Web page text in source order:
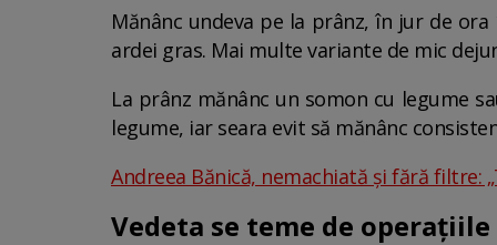
Mănânc undeva pe la prânz, în jur de
ardei gras. Mai multe variante de mic
La prânz mănânc un somon cu legume
legume, iar seara evit să mănânc
Andreea Bănică, nemachiată și fără filtre:
Vedeta se teme de